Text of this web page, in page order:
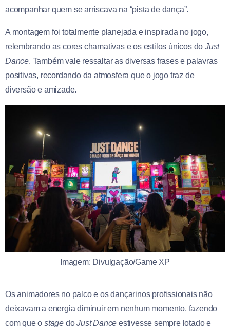
acompanhar quem se arriscava na “pista de dança”.
A montagem foi totalmente planejada e inspirada no jogo,
relembrando as cores chamativas e os estilos únicos do Just
Dance. Também vale ressaltar as diversas frases e palavras
positivas, recordando da atmosfera que o jogo traz de
diversão e amizade.
Imagem: Divulgação/Game XP
Os animadores no palco e os dançarinos profissionais não
deixavam a energia diminuir em nenhum momento, fazendo
com que o stage doJust Dance estivesse sempre lotado e